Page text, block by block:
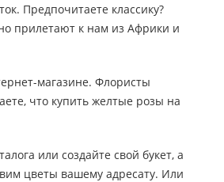
Предпочитаете классику?
прилетают к нам из Африки и
магазине. Флористы
что купить желтые розы на
или создайте свой букет, а
цветы вашему адресату. Или